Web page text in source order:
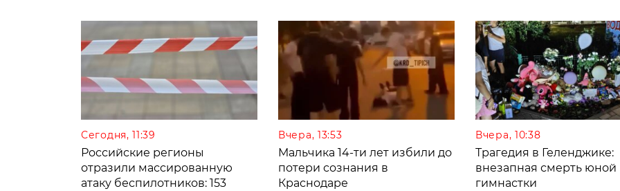
Сегодня, 11:39
Российские регионы
отразили массированную
атаку беспилотников: 153
Вчера, 13:53
Мальчика 14-ти лет избили до
потери сознания в
Краснодаре
Вчера, 10:38
Трагедия в Геленджике:
внезапная смерть юной
гимнастки